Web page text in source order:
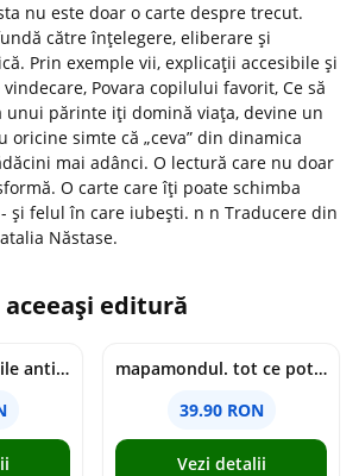
nu este doar o carte despre trecut.
către înțelegere, eliberare și
Prin exemple vii, explicații accesibile și
Povara copilului favorit, Ce să
unui părinte iți domină viața, devine un
simte că „ceva” din dinamica
mai adânci. O lectură care nu doar
O carte care îți poate schimba
și felul în care iubești. n n Traducere din
Năstase.
editură
oamenii. civilizatiile antice si lucrurile uluitoare pe care le-au creat - jonny marx, charlie davis
mapamondul. tot ce poti invata dintr-o harta - raquel martin
39.90 RON
Vezi detalii